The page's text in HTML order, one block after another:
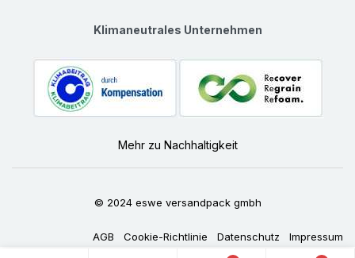
Klimaneutrales Unternehmen
Mehr zu Nachhaltigkeit
© 2024 eswe versandpack gmbh
AGB Cookie-Richtlinie Datenschutz Impressum